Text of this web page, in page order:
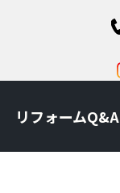
リフォームQ&A